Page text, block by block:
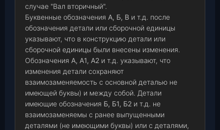
случае "Вал вторичный".
Буквенные обозначения А, Б, В и т.д. после
обозначения детали или сборочной единицы
указывают, что в конструкцию детали или
сборочной единицы были внесены изменения.
Обозначения А, А1, А2 и т.д. указывают, что
изменения детали сохраняют
взаимозаменяемость с основной деталью не
имеющей буквы) и между собой. Детали
имеющие обозначения Б, Б1, Б2 и т.д. не
взаимозаменяемы с ранее выпущенными
деталями (не имеющими буквы) или с деталями,